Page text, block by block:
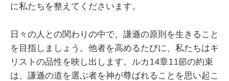
に私たちを整えてくださいます。
日々の人との関わりの中で、謙遜の原則を生きること
を目指しましょう。他者を高めるたびに、私たちはキ
リストの品性を映し出します。ルカ14章11節の約束
は、謙遜の道を選ぶ者を神が尊ばれることを思い起こ